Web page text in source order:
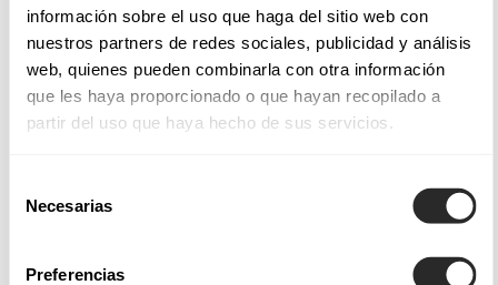
información sobre el uso que haga del sitio web con
nuestros partners de redes sociales, publicidad y análisis
web, quienes pueden combinarla con otra información
que les haya proporcionado o que hayan recopilado a
partir del uso que haya hecho de sus servicios.
Necesarias
Preferencias
PEÇA UMA MARCAÇÃO
COLLECTIONS